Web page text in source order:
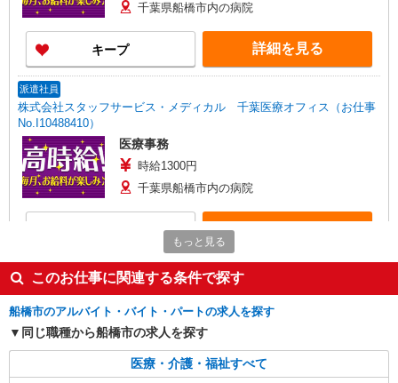
千葉県船橋市内の病院
キープ 詳細を見る
派遣社員
株式会社スタッフサービス・メディカル 千葉医療オフィス（お仕事
No.I10488410）
医療事務
時給1300円
千葉県船橋市内の病院
株式会社トラストグロース 新宿本社 第1営業部
病院での医療事務
時給：1500円
千葉県船橋市
もっと見る
このお仕事に関連する条件で探す
船橋市のアルバイト・バイト・パートの求人を探す
同じ職種から船橋市の求人を探す
医療・介護・福祉すべて